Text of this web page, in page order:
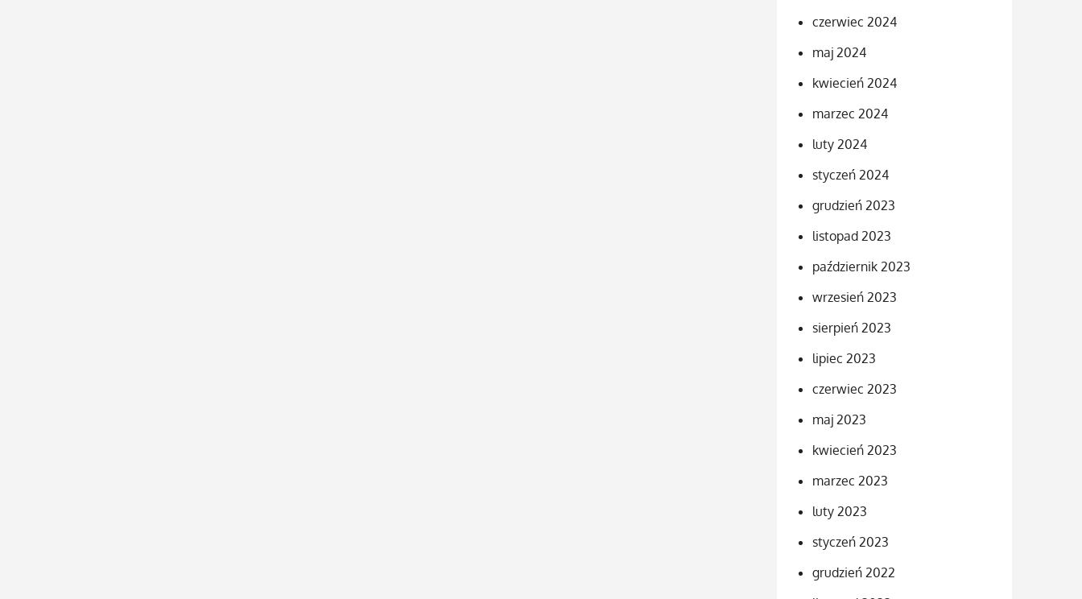
czerwiec 2024
maj 2024
kwiecień 2024
marzec 2024
luty 2024
styczeń 2024
grudzień 2023
listopad 2023
październik 2023
wrzesień 2023
sierpień 2023
lipiec 2023
czerwiec 2023
maj 2023
kwiecień 2023
marzec 2023
luty 2023
styczeń 2023
grudzień 2022